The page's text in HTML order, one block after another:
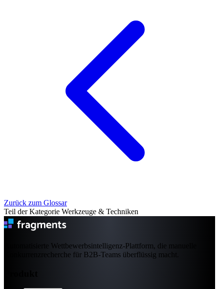
Zurück zum Glossar
Teil der Kategorie Werkzeuge & Techniken
Automatisierte Wettbewerbsintelligenz-Plattform, die manuelle
Konkurrenzrecherche für B2B-Teams überflüssig macht.